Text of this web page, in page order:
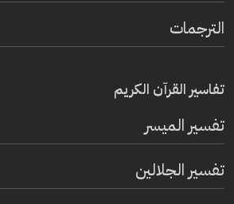
الترجمات
تفاسير القرآن الكريم
تفسير المیسر
تفسير الجلالين